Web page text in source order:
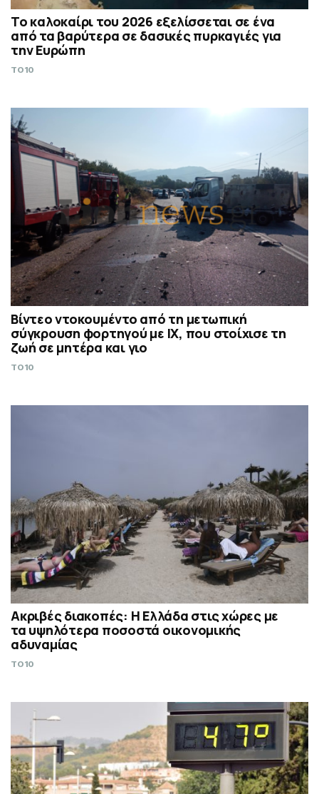
Το καλοκαίρι του 2026 εξελίσσεται σε ένα
από τα βαρύτερα σε δασικές πυρκαγιές για
την Ευρώπη
TO10
Βίντεο ντοκουμέντο από τη μετωπική
σύγκρουση φορτηγού με IX, που στοίχισε τη
ζωή σε μητέρα και γιο
TO10
Ακριβές διακοπές: Η Ελλάδα στις χώρες με
τα υψηλότερα ποσοστά οικονομικής
αδυναμίας
TO10